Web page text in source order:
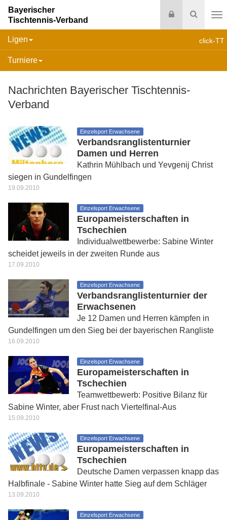
Suche
Login
Bayerischer
Tischtennis-Verband
click-TT
Ligen
Turniere
Nachrichten Bayerischer Tischtennis-
Verband
Einzelsport Erwachsene
Verbandsranglistenturnier
Damen und Herren
Kathrin Mühlbach und Yevgenij Christ
siegen in Gundelfingen
19.09.2010
Einzelsport Erwachsene
Europameisterschaften in
Tschechien
Individualwettbewerbe: Sabine Winter
scheidet jeweils in der zweiten Runde aus
17.09.2010
Einzelsport Erwachsene
Verbandsranglistenturnier der
Erwachsenen
Je 12 Damen und Herren kämpfen in
Gundelfingen um den Sieg bei der bayerischen Rangliste
16.09.2010
Einzelsport Erwachsene
Europameisterschaften in
Tschechien
Teamwettbewerb: Positive Bilanz für
Sabine Winter, aber Frust nach Viertelfinal-Aus
15.09.2010
Einzelsport Erwachsene
Europameisterschaften in
Tschechien
Deutsche Damen verpassen knapp das
Halbfinale - Sabine Winter hatte Sieg auf dem Schläger
13.09.2010
Einzelsport Erwachsene